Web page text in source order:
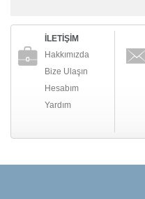
İLETİŞİM
Hakkımızda
Bize Ulaşın
Hesabım
Yardım